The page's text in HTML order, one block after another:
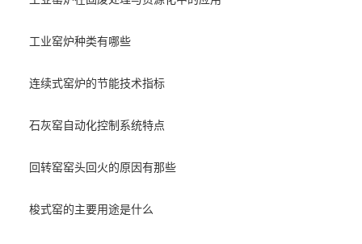
工业窑炉种类有哪些
连续式窑炉的节能技术指标
石灰窑自动化控制系统特点
回转窑窑头回火的原因有那些
梭式窑的主要用途是什么